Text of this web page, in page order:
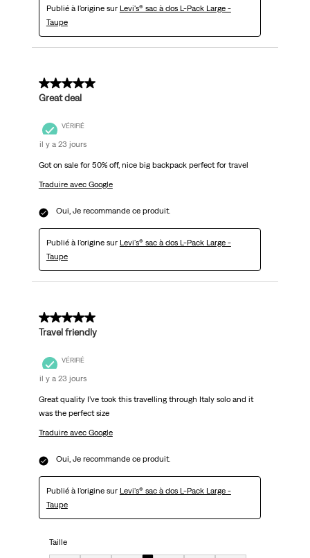
Publié à l'origine sur Levi's® sac à dos L-Pack Large -
Taupe
5 sur 5 étoiles.
Great deal
VÉRIFIÉ
il y a 23 jours
Got on sale for 50% off, nice big backpack perfect for travel
Traduire avec Google
Oui, Je recommande ce produit.
Publié à l'origine sur Levi's® sac à dos L-Pack Large -
Taupe
5 sur 5 étoiles.
Travel friendly
VÉRIFIÉ
il y a 23 jours
Great quality I’ve took this travelling through Italy solo and it
was the perfect size
Traduire avec Google
Oui, Je recommande ce produit.
Publié à l'origine sur Levi's® sac à dos L-Pack Large -
Taupe
Taille